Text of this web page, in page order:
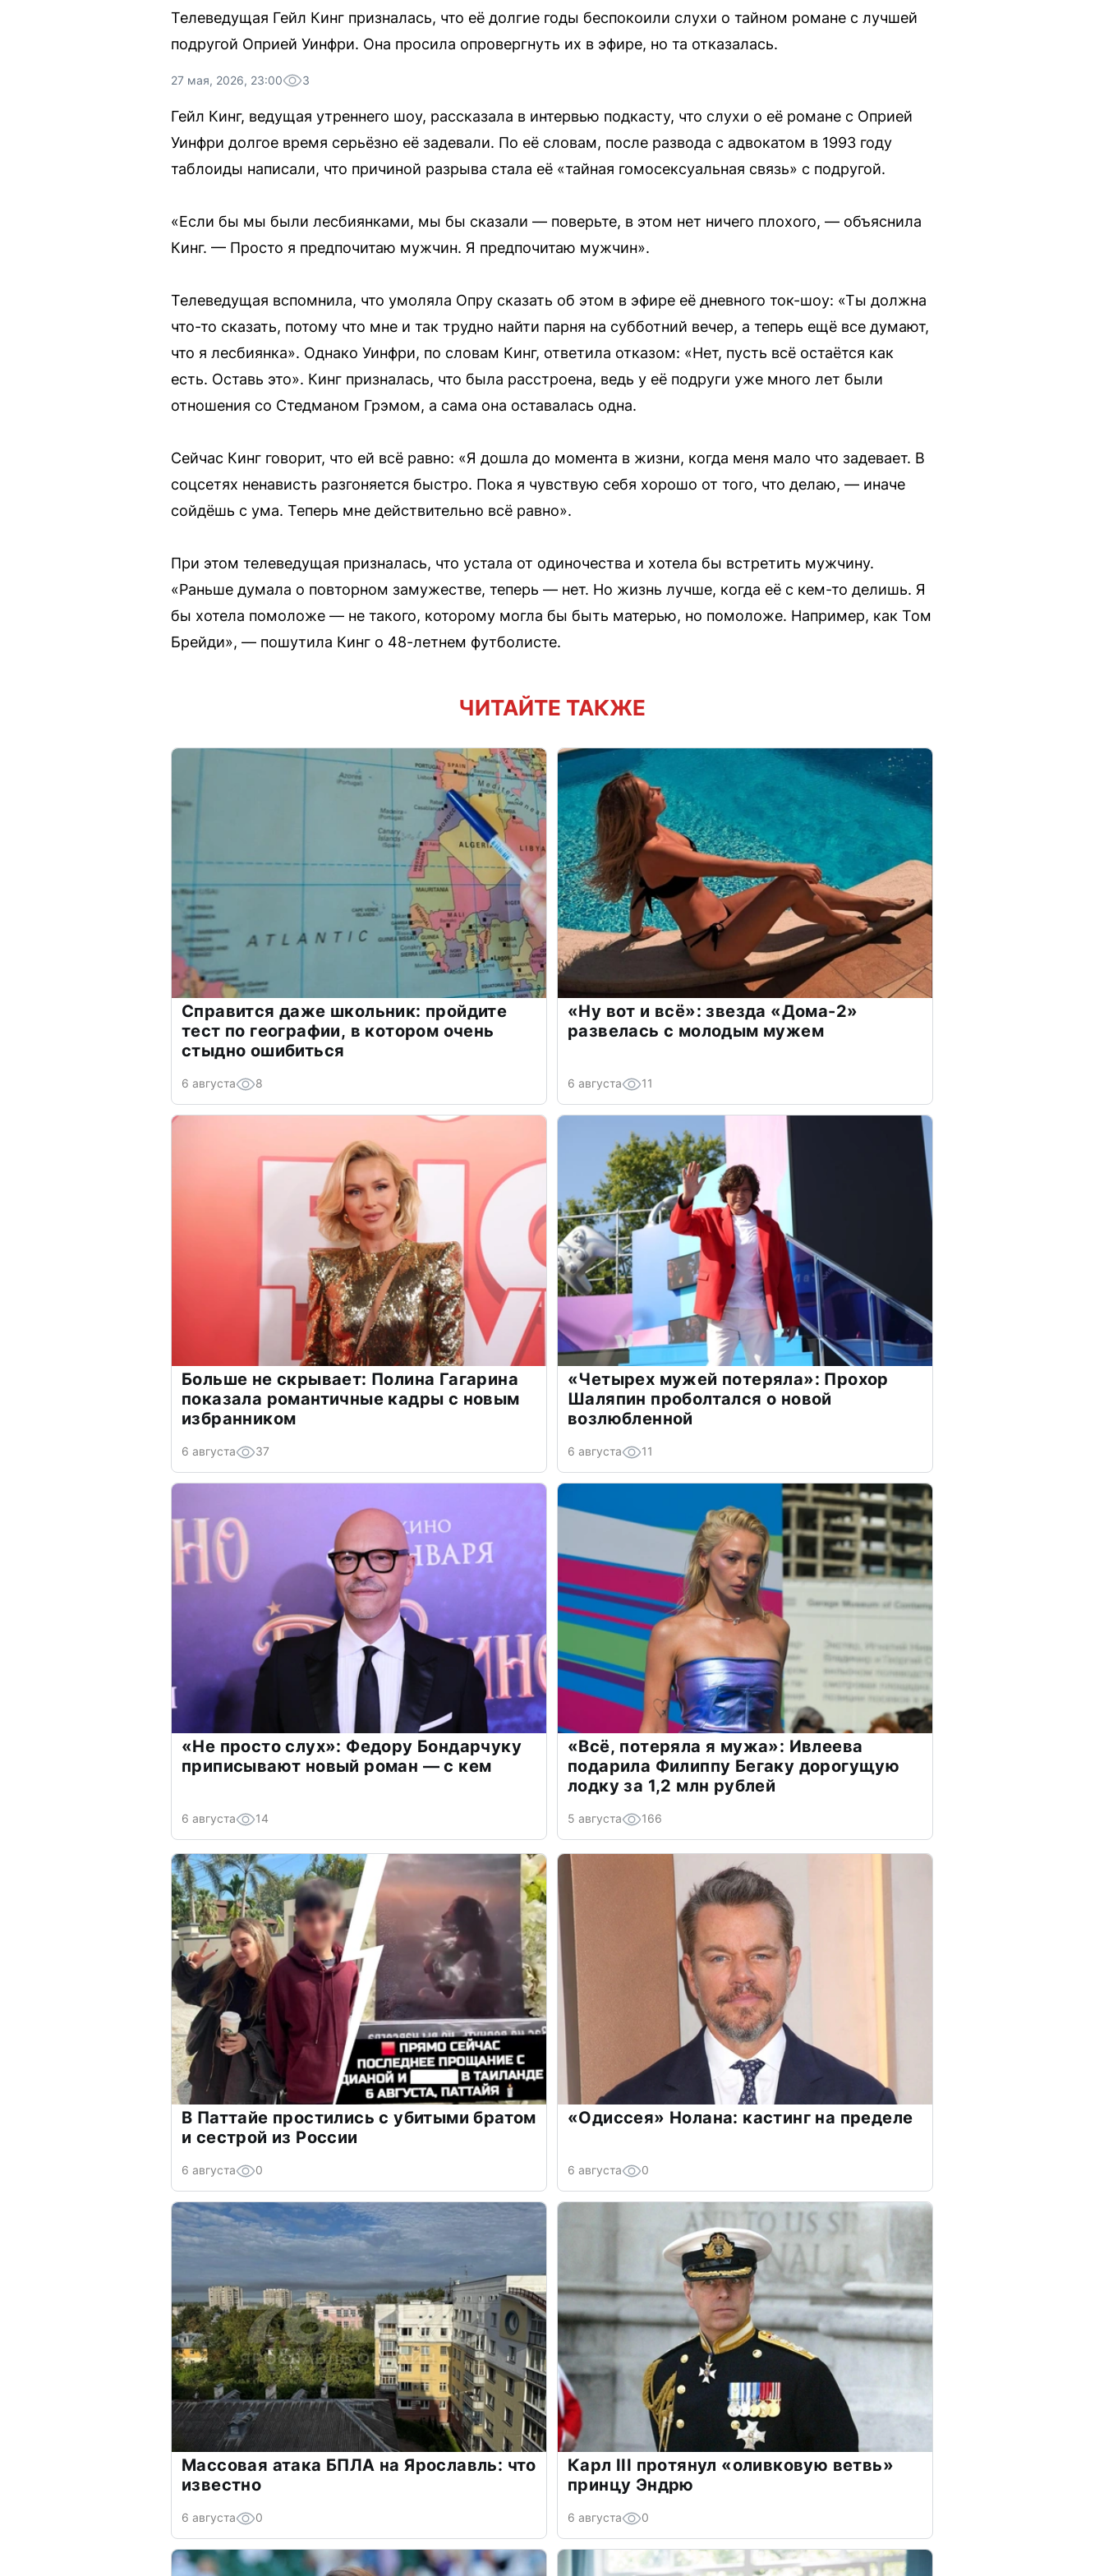
Телеведущая Гейл Кинг призналась, что её долгие годы беспокоили слухи о тайном романе с лучшей
подругой Оприей Уинфри. Она просила опровергнуть их в эфире, но та отказалась.
27 мая, 2026, 23:00 3
Гейл Кинг, ведущая утреннего шоу, рассказала в интервью подкасту, что слухи о её романе с Оприей
Уинфри долгое время серьёзно её задевали. По её словам, после развода с адвокатом в 1993 году
таблоиды написали, что причиной разрыва стала её «тайная гомосексуальная связь» с подругой.
«Если бы мы были лесбиянками, мы бы сказали — поверьте, в этом нет ничего плохого, — объяснила
Кинг. — Просто я предпочитаю мужчин. Я предпочитаю мужчин».
Телеведущая вспомнила, что умоляла Опру сказать об этом в эфире её дневного ток-шоу: «Ты должна
что-то сказать, потому что мне и так трудно найти парня на субботний вечер, а теперь ещё все думают,
что я лесбиянка». Однако Уинфри, по словам Кинг, ответила отказом: «Нет, пусть всё остаётся как
есть. Оставь это». Кинг призналась, что была расстроена, ведь у её подруги уже много лет были
отношения со Стедманом Грэмом, а сама она оставалась одна.
Сейчас Кинг говорит, что ей всё равно: «Я дошла до момента в жизни, когда меня мало что задевает. В
соцсетях ненависть разгоняется быстро. Пока я чувствую себя хорошо от того, что делаю, — иначе
сойдёшь с ума. Теперь мне действительно всё равно».
При этом телеведущая призналась, что устала от одиночества и хотела бы встретить мужчину.
«Раньше думала о повторном замужестве, теперь — нет. Но жизнь лучше, когда её с кем-то делишь. Я
бы хотела помоложе — не такого, которому могла бы быть матерью, но помоложе. Например, как Том
Брейди», — пошутила Кинг о 48-летнем футболисте.
ЧИТАЙТЕ ТАКЖЕ
Справится даже школьник: пройдите
тест по географии, в котором очень
стыдно ошибиться
6 августа 8
«Ну вот и всё»: звезда «Дома-2»
развелась с молодым мужем
6 августа 11
Больше не скрывает: Полина Гагарина
показала романтичные кадры с новым
избранником
6 августа 37
«Четырех мужей потеряла»: Прохор
Шаляпин проболтался о новой
возлюбленной
6 августа 11
«Не просто слух»: Федору Бондарчуку
приписывают новый роман — с кем
6 августа 14
«Всё, потеряла я мужа»: Ивлеева
подарила Филиппу Бегаку дорогущую
лодку за 1,2 млн рублей
5 августа 166
В Паттайе простились с убитыми братом
и сестрой из России
6 августа 0
«Одиссея» Нолана: кастинг на пределе
6 августа 0
Массовая атака БПЛА на Ярославль: что
известно
6 августа 0
Карл III протянул «оливковую ветвь»
принцу Эндрю
6 августа 0